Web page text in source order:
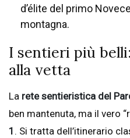
d’élite del primo
montagna.
I sentieri più
alla vetta
La rete sentieristica del
ben mantenuta, ma il vero
1 . Si tratta dell’itinerario